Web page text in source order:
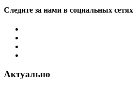
Следите за нами в социальных сетях
Актуально